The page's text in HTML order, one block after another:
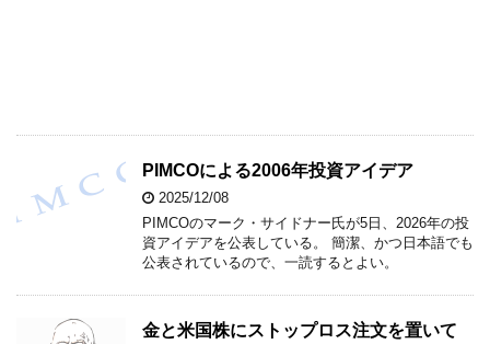
PIMCOによる2006年投資アイデア
2025/12/08
PIMCOのマーク・サイドナー氏が5日、2026年の投
資アイデアを公表している。 簡潔、かつ日本語でも
公表されているので、一読するとよい。
金と米国株にストップロス注文を置いて